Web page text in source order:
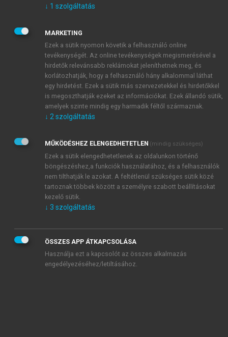
JELSZÓ
JELSZÓ ÚJRA
Kérek értesítést a MeRSZ újdonságairól, akcióiról.
Kérek értesítést az Akadémiai Kiadó Zrt. újdonságairól,
Adatkezelési tájékoztatóbanfoglaltakat tudomásul
veszem és elfogadom.
Általános vásárlási feltételeket, valamint a szotar.netés a
mersz.huoldalak licencszerződéseiben foglaltakat
tudomásul veszem és elfogadom.
KIPRÓBÁLOM
↓ 1 szolgáltatás
MARKETING
Ezek a sütik nyomon követik a felhasználó online
tevékenységét. Az online tevékenységek megismerésével a
hirdetők relevánsabb reklámokat jeleníthetnek meg, és
korlátozhatják, hogy a felhasználó hány alkalommal láthat
egy hirdetést. Ezek a sütik más szervezetekkel és hirdetőkkel
is megoszthatják ezeket az információkat. Ezek állandó sütik,
amelyek szinte mindig egy harmadik féltől származnak.
↓ 2 szolgáltatás
MŰKÖDÉSHEZ ELENGEDHETETLEN (mindig szükséges)
Ezek a sütik elengedhetetlenek az oldalunkon történő
böngészéshez,a funkciók használatához, és a felhasználók
nem tilthatják le azokat. A feltétlenül szükséges sütik közé
tartoznak többek között a személyre szabott beállításokat
kezelő sütik.
↓ 3 szolgáltatás
ÖSSZES APP ÁTKAPCSOLÁSA
Használja ezt a kapcsolót az összes alkalmazás
engedélyezéséhez/letiltásához.